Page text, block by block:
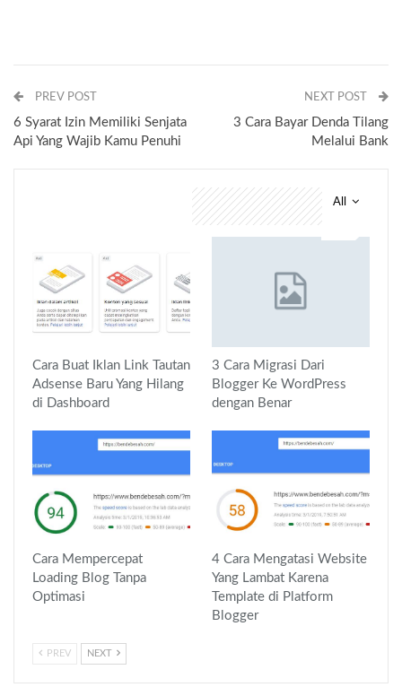
PREV POST
6 Syarat Izin Memiliki Senjata
Api Yang Wajib Kamu Penuhi
NEXT POST
3 Cara Bayar Denda Tilang
Melalui Bank
All
Cara Buat Iklan Link Tautan
Adsense Baru Yang Hilang
di Dashboard
3 Cara Migrasi Dari
Blogger Ke WordPress
dengan Benar
Cara Mempercepat
Loading Blog Tanpa
Optimasi
4 Cara Mengatasi Website
Yang Lambat Karena
Template di Platform
Blogger
PREV NEXT